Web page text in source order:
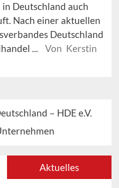
Deutschland auch
Nach einer aktuellen
Deutschland
...
Von Kerstin
– HDE e.V.
Aktuelles